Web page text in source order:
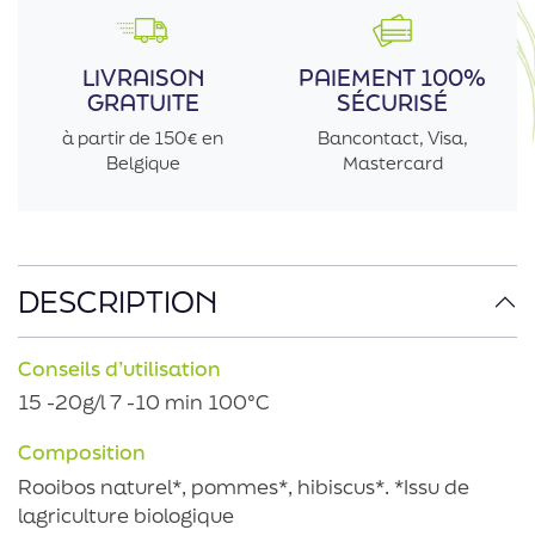
DESCRIPTION
Conseils d’utilisation
15 -20g/l 7 -10 min 100°C
Composition
Rooibos naturel*, pommes*, hibiscus*. *Issu de
lagriculture biologique
LIVRAISON
GRATUITE
à partir de 150€ en
Belgique
PAIEMENT 100%
SÉCURISÉ
Bancontact, Visa,
Mastercard